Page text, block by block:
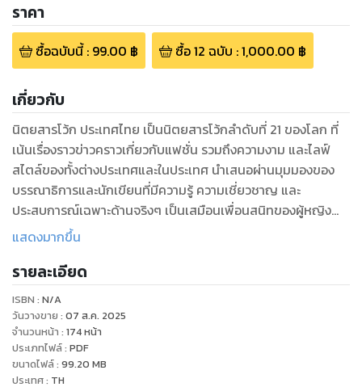
ราคา
ซื้อฉบับนี้: 99.00 ฿ ซื้อ12 ฉบับ :1,000.00 ฿
เกี่ยวกับ
นิตยสารโว้ก ประเทศไทย เป็นนิตยสารโว้กลำดับที่ 21 ของโลก ที่
เน้นเรื่องราวข่าวคราวเกี่ยวกับแฟชั่น รวมถึงความงาม และไลฟ์
สไตล์ของทั้งต่างประเทศและในประเทศ นำเสนอผ่านมุมมองของ
บรรณาธิการและนักเขียนที่มีความรู้ ความเชี่ยวชาญ และ
ประสบการณ์เฉพาะด้านจริงๆ เป็นเสมือนเพื่อนสนิทของผู้หญิง
ไทยที่จะคอยแนะนำข่าวสารข้อมูลพร้อมกับสร้างสรรค์สิ่งดีๆ ให้
ต้องการนำเสนอฝีมือของคนไทยเราเองจากหลากหลายอาชีพ
อย่างเช่น ช่างภาพ ดีไซเนอร์ ให้เป็นที่แพร่หลายและภาคภูมิใจใน
ความเป็นไทยร่วมกัน
แสดงมากขึ้น
รายละเอียด
ISBN : N/A
วันวางขาย : 07 ส.ค. 2025
จำนวนหน้า : 174หน้า
ประเภทไฟล์: PDF
ขนาดไฟล์: 99.20 MB
ประเทศ: TH